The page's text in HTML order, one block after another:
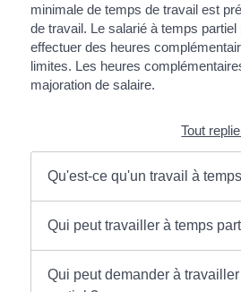
minimale de temps de travail est
de travail. Le salarié à temps partiel
effectuer des heures
limites. Les heures
majoration de salaire.
Tout
Qu'est-ce qu'un travail à
Qui peut travailler à temps
Qui peut demander à